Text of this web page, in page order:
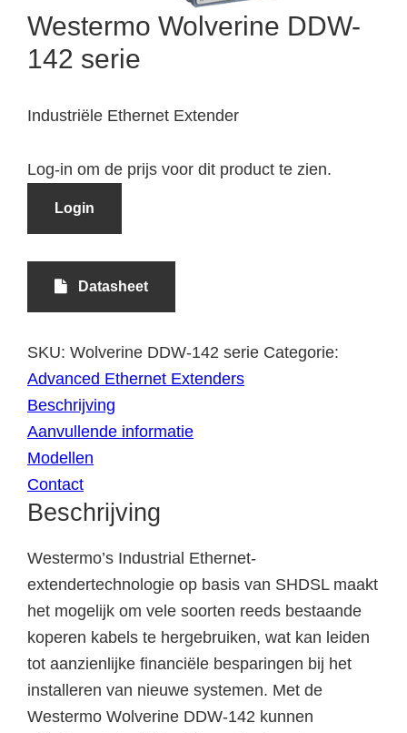
Westermo Wolverine DDW-
142 serie
Industriële Ethernet Extender
Log-in om de prijs voor dit product te zien.
Login
Datasheet
SKU: Wolverine DDW-142 serie Categorie:
Advanced Ethernet Extenders
Beschrijving
Aanvullende informatie
Modellen
Contact
Beschrijving
Westermo’s Industrial Ethernet-
extendertechnologie op basis van SHDSL maakt
het mogelijk om vele soorten reeds bestaande
koperen kabels te hergebruiken, wat kan leiden
tot aanzienlijke financiële besparingen bij het
installeren van nieuwe systemen. Met de
Westermo Wolverine DDW-142 kunnen